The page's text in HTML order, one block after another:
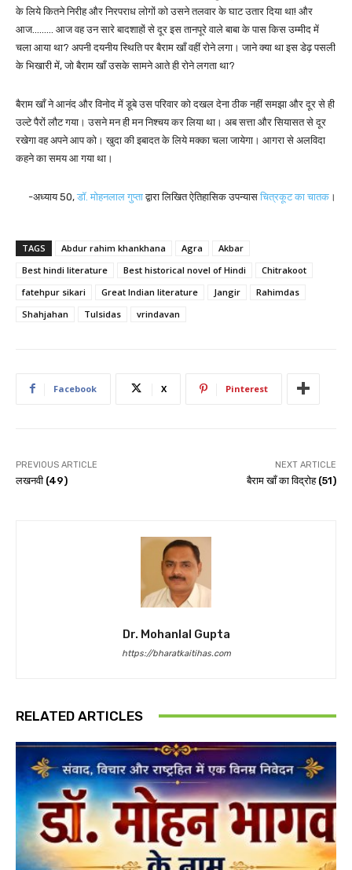
के लिये कितने निरीह और निरपराध लोगों को उसने तलवार के घाट उतार दिया था! और
आज……… आज वह उन सारे बादशाहों से दूर इस तानपूरे वाले बाबा के पास किस उम्मीद में
चला आया था? अपनी दयनीय स्थिति पर बैराम खाँ वहीं रोने लगा। जाने क्या था इस डेढ़ पसली
के भिखारी में, जो बैराम खाँ उसके सामने आते ही रोने लगता था?
बैराम खाँ ने आनंद और विनोद में डूबे उस परिवार को दखल देना ठीक नहीं समझा और दूर से ही
उल्टे पैरों लौट गया। उसने मन ही मन निश्चय कर लिया था। अब सत्ता और सियासत से दूर
रखेगा वह अपने आप को। खुदा की इबादत के लिये मक्का चला जायेगा। आगरा से अलविदा
कहने का समय आ गया था।
-अध्याय 50, डॉ. मोहनलाल गुप्ताद्वारा लिखित ऐतिहासिक उपन्यास चित्रकूट का चातक ।
TAGS Abdur rahim khankhana Agra
Akbar
Best hindi literature
Best historical novel of Hindi
Chitrakoot
fatehpur sikari
Great Indian literature Jangir
Rahimdas
Shahjahan
Tulsidas vrindavan
Facebook X Pinterest
PREVIOUS ARTICLE
लखनवी (49)
NEXT ARTICLE
बैराम खाँ का विद्रोह (51)
Dr. Mohanlal Gupta
https://bharatkaitihas.com
RELATED ARTICLES